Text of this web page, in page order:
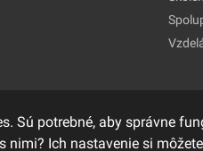
Sú potrebné, aby správne
nimi? Ich nastavenie si